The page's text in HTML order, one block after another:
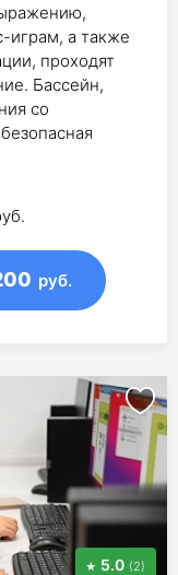
играм, а также
проходят
Бассейн,
со
руб.
5.0 (2)